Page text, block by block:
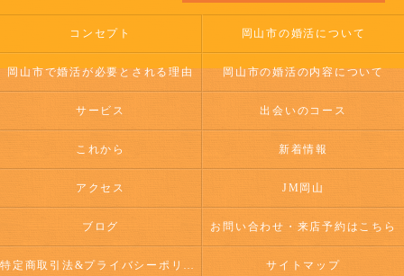
コンセプト 岡山市の婚活について
岡山市で婚活が必要とされる理由 岡山市の婚活の内容について
サービス 出会いのコース
これから 新着情報
アクセス JM岡山
ブログ お問い合わせ・来店予約はこちら
特定商取引法&プライバシーポリシー サイトマップ